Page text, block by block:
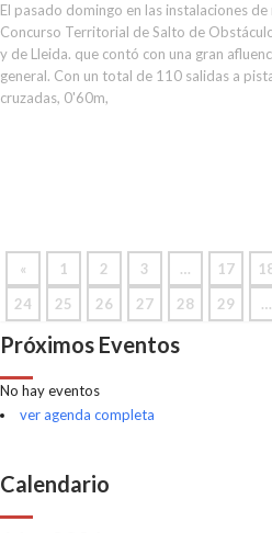
El pasado domingo en las instalaciones
Concurso Territorial de Salto de
y de Lleida. que contó con una gran
general. Con un total de 110 salidas a
cruzadas, 0'60m,
« 1 2 3 … 17
24
25 26 27 28 29 …
Próximos Eventos
No hay eventos
ver agenda completa
Calendario